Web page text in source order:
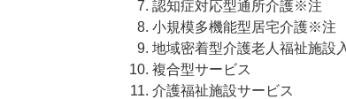
認知症対応型通所介護※注
小規模多機能型居宅介護※注
地域密着型介護老人福祉施設
複合型サービス
介護福祉施設サービス